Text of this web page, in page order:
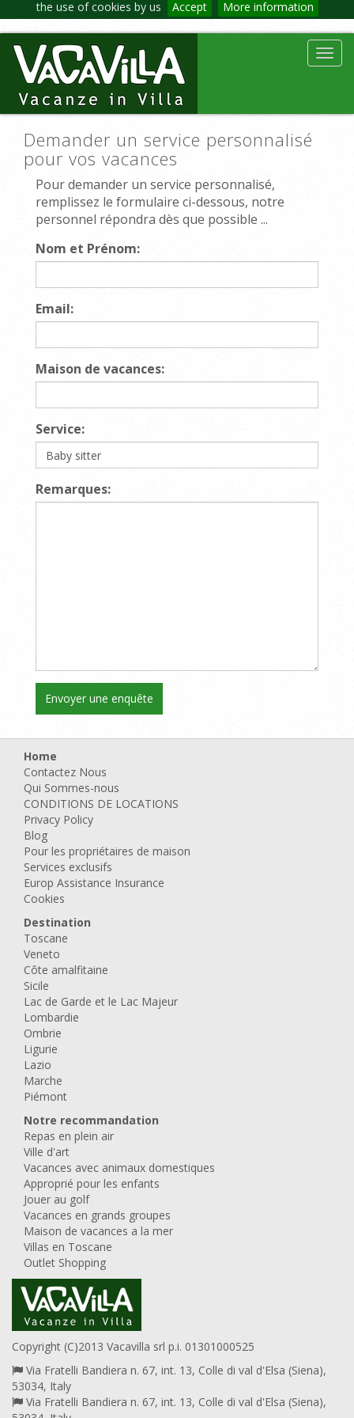
the use of cookies by us Accept More information
Demander un service personnalisé
pour vos vacances
Pour demander un service personnalisé,
remplissez le formulaire ci-dessous, notre
personnel répondra dès que possible ...
Nom et Prénom:
Email:
Maison de vacances:
Service:
Remarques:
Home
Contactez Nous
Qui Sommes-nous
CONDITIONS DE LOCATIONS
Privacy Policy
Blog
Pour les propriétaires de maison
Services exclusifs
Europ Assistance Insurance
Cookies
Destination
Toscane
Veneto
Côte amalfitaine
Sicile
Lac de Garde et le Lac Majeur
Lombardie
Ombrie
Ligurie
Lazio
Marche
Piémont
Notre recommandation
Repas en plein air
Ville d'art
Vacances avec animaux domestiques
Approprié pour les enfants
Jouer au golf
Vacances en grands groupes
Maison de vacances a la mer
Villas en Toscane
Outlet Shopping
Copyright (C)2013 Vacavilla srl p.i. 01301000525
Via Fratelli Bandiera n. 67, int. 13, Colle di val d'Elsa (Siena),
53034, Italy
Via Fratelli Bandiera n. 67, int. 13, Colle di val d'Elsa (Siena),